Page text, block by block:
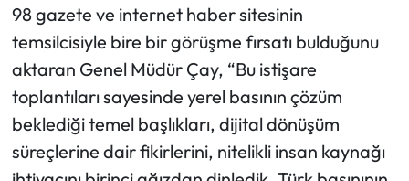
98 gazete ve internet haber sitesinin
temsilcisiyle bire bir görüşme fırsatı bulduğunu
aktaran Genel Müdür Çay, “Bu istişare
toplantıları sayesinde yerel basının çözüm
beklediği temel başlıkları, dijital dönüşüm
süreçlerine dair fikirlerini, nitelikli insan kaynağı